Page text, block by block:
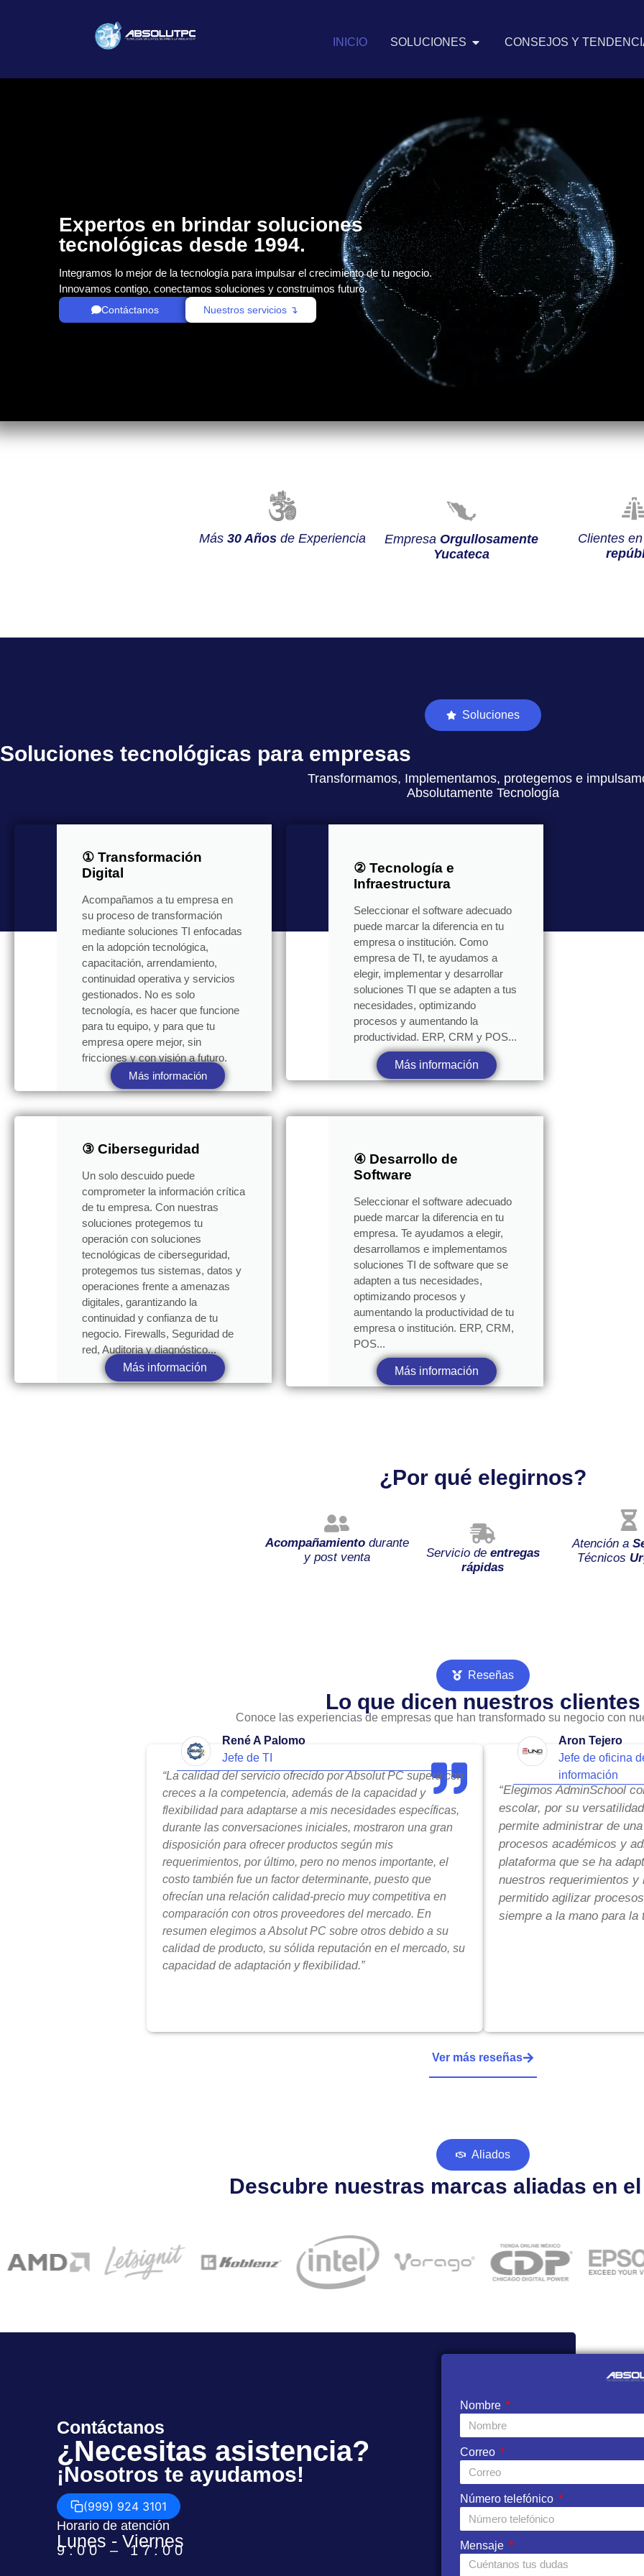
INICIO SOLUCIONES CONSEJOS Y
Expertos en brindar soluciones
tecnológicas desde 1994.
Integramos lo mejor de la tecnología para impulsar el crecimiento de tu negocio.
Innovamos contigo, conectamos soluciones y construimos futuro.
Contáctanos Nuestros servicios ↴
Más 30 Años de Experiencia Empresa Orgullosamente
Yucateca
Clientes
Soluciones
Soluciones tecnológicas para empresas
Transformamos, Implementamos, protegemos e
Absolutamente Tecnología
① Transformación
Digital
Acompañamos a tu empresa en
su proceso de transformación
mediante soluciones TI enfocadas
en la adopción tecnológica,
capacitación, arrendamiento,
continuidad operativa y servicios
gestionados. No es solo
tecnología, es hacer que funcione
para tu equipo, y para que tu
empresa opere mejor, sin
fricciones y con visión a futuro.
Más información
② Tecnología e
Infraestructura
Seleccionar el software adecuado
puede marcar la diferencia en tu
empresa o institución. Como
empresa de TI, te ayudamos a
elegir, implementar y desarrollar
soluciones TI que se adapten a tus
necesidades, optimizando
procesos y aumentando la
productividad. ERP, CRM y POS...
Más información
③ Ciberseguridad
Un solo descuido puede
comprometer la información crítica
de tu empresa. Con nuestras
soluciones protegemos tu
operación con soluciones
tecnológicas de ciberseguridad,
protegemos tus sistemas, datos y
operaciones frente a amenazas
digitales, garantizando la
continuidad y confianza de tu
negocio. Firewalls, Seguridad de
red, Auditoria y diagnóstico...
Más información
④ Desarrollo de
Software
Seleccionar el software adecuado
puede marcar la diferencia en tu
empresa. Te ayudamos a elegir,
desarrollamos e implementamos
soluciones TI de software que se
adapten a tus necesidades,
optimizando procesos y
aumentando la productividad de tu
empresa o institución. ERP, CRM,
POS...
Más información
¿Por qué elegirnos?
Acompañamientodurante
y post venta
Servicio de entregas
rápidas
Atención a
Técnicos
Reseñas
Lo que dicen nuestros clientes
Conoce las experiencias de empresas que han transformado su negocio con
René A Palomo
Jefe de TI
“La calidad del servicio ofrecido por Absolut PC supera con
creces a la competencia, además de la capacidad y
flexibilidad para adaptarse a mis necesidades específicas,
durante las conversaciones iniciales, mostraron una gran
disposición para ofrecer productos según mis
requerimientos, por último, pero no menos importante, el
costo también fue un factor determinante, puesto que
ofrecían una relación calidad-precio muy competitiva en
comparación con otros proveedores del mercado. En
resumen elegimos a Absolut PC sobre otros debido a su
calidad de producto, su sólida reputación en el mercado, su
capacidad de adaptación y flexibilidad.”
Aron Tejero
Jefe de oficina
información
“Elegimos AdminSchool
escolar, por su
permite administrar de
procesos académicos y
plataforma que se ha
nuestros requerimientos y
permitido agilizar
siempre a la mano para la
Ver más reseñas
Aliados
Descubre nuestras marcas aliadas en
Nombre
Correo
Número telefónico
Mensaje
Contáctanos
¿Necesitas asistencia?
¡Nosotros te ayudamos!
(999) 924 3101
Horario de atención
Lunes - Viernes
9:00 – 17:00